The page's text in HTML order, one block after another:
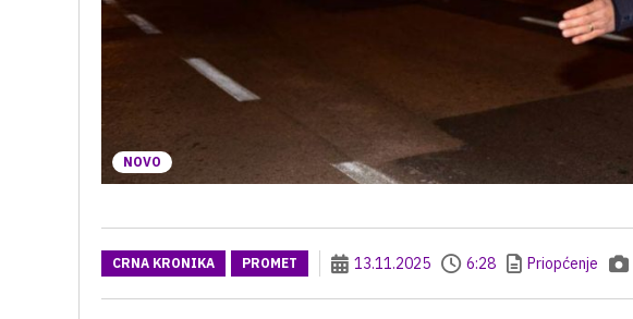
NOVO
CRNA KRONIKA PROMET 13.11.2025 6:28 Priopćenje